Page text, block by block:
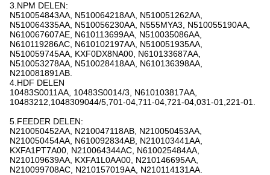
3.NPM DELEN:
N510054843AA, N510064218AA, N510051262AA,
N510064335AA, N510056230AA, N555MYA3, N510055190AA,
N610067607AE, N610113699AA, N510035086AA,
N610119286AC, N610102197AA, N510051935AA,
N510059745AA, KXF0DX8NA00, N610133687AA,
N510053278AA, N510028418AA, N610136398AA,
N210081891AB.
4.HDF DELEN
10483S0011AA, 10483S0014/3, N610103817AA,
10483212,1048309044/5,701-04,711-04,721-04,031-01,221-01.
5.FEEDER DELEN:
N210050452AA, N210047118AB, N210050453AA,
N210050454AA, N610092834AB, N210103441AA,
KXFA1PT7A00, N210064344AC, N610025484AA,
N210109639AA, KXFA1L0AA00, N210146695AA,
N210099708AC, N210157019AA, N210114131AA.